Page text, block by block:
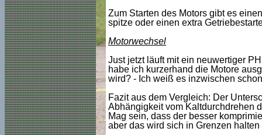
Zum Starten des Motors gibt es
spitze oder einen extra
Motorwechsel
Just jetzt läuft mit ein neuwertiger
habe ich kurzerhand die Motore
wird? - Ich weiß es inzwischen
Fazit aus dem Vergleich: Der
Abhängigkeit vom Kaltdurchdrehen
Mag sein, dass der besser
aber das wird sich in Grenzen